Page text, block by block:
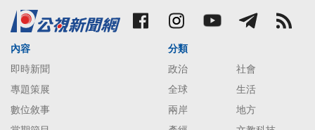
內容
即時新聞
專題策展
數位敘事
分類
政治
社會
全球
生活
兩岸
地方